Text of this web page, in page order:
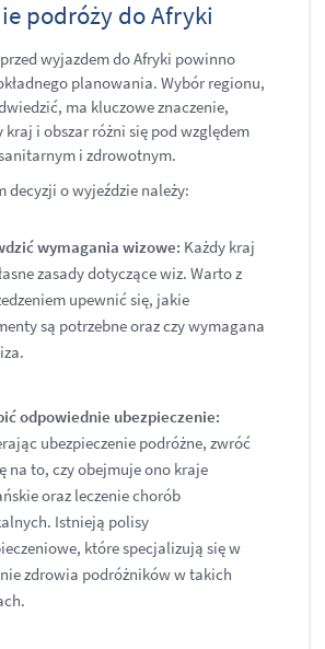
podróży do Afryki
wyjazdem do Afryki powinno
planowania. Wybór regionu,
ma kluczowe znaczenie,
kraj i obszar różni się pod względem
i zdrowotnym.
decyzji o wyjeździe należy:
wymagania wizowe: Każdy kraj
zasady dotyczące wiz. Warto z
upewnić się, jakie
są potrzebne oraz czy wymagana
odpowiednie ubezpieczenie:
ubezpieczenie podróżne, zwróć
na to, czy obejmuje ono kraje
oraz leczenie chorób
Istnieją polisy
które specjalizują się w
zdrowia podróżników w takich